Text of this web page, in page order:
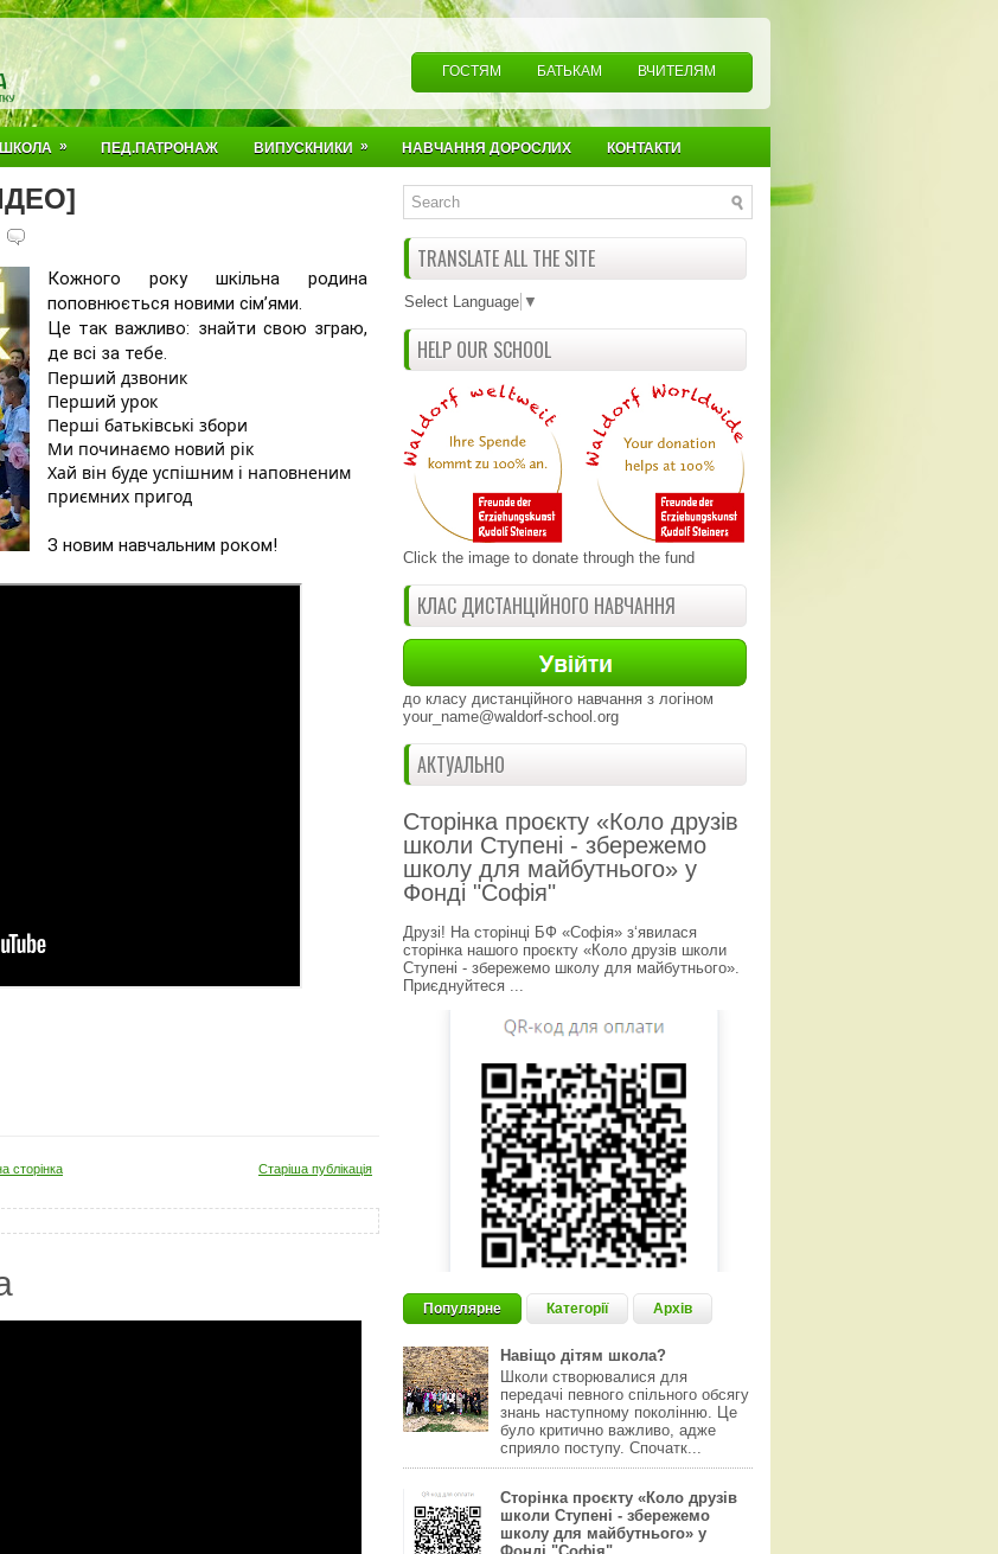
ГОСТЯМ БАТЬКАМ ВЧИТЕЛЯМ
ШКОЛА » ПЕД.ПАТРОНАЖ ВИПУСКНИКИ » НАВЧАННЯ ДОРОСЛИХ КОНТАКТИ
Кожного року шкільна родина
поповнюється новими сімʼями.
Це так важливо: знайти свою зграю,
Перший дзвоник
Перший урок
Перші батьківські збори
Ми починаємо новий рік
Хай він буде успішним і наповненим
приємних пригод
З новим навчальним роком!
Старіша публікація
сторінка
TRANSLATE ALL THE SITE
Select Language ▼
HELP OUR SCHOOL
Click the image to donate through the fund
КЛАС ДИСТАНЦІЙНОГО НАВЧАННЯ
до класу дистанційного навчання з логіном
your_name@waldorf-school.org
АКТУАЛЬНО
Сторінка проєкту «Коло друзів
школи Ступені - збережемо
школу для майбутнього» у
Фонді "Софія"
Друзі! На сторінці БФ «Софія» з‘явилася
сторінка нашого проєкту «Коло друзів школи
Ступені - збережемо школу для майбутнього».
Приєднуйтеся ...
Популярне Категорії Архів
Навіщо дітям школа?
Школи створювалися для
передачі певного спільного обсягу
знань наступному поколінню. Це
було критично важливо, адже
сприяло поступу. Спочатк...
Сторінка проєкту «Коло друзів
школи Ступені - збережемо
школу для майбутнього» у